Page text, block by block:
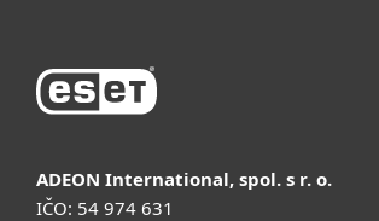
ADEON International, spol. s r. o.
IČO: 54 974 631